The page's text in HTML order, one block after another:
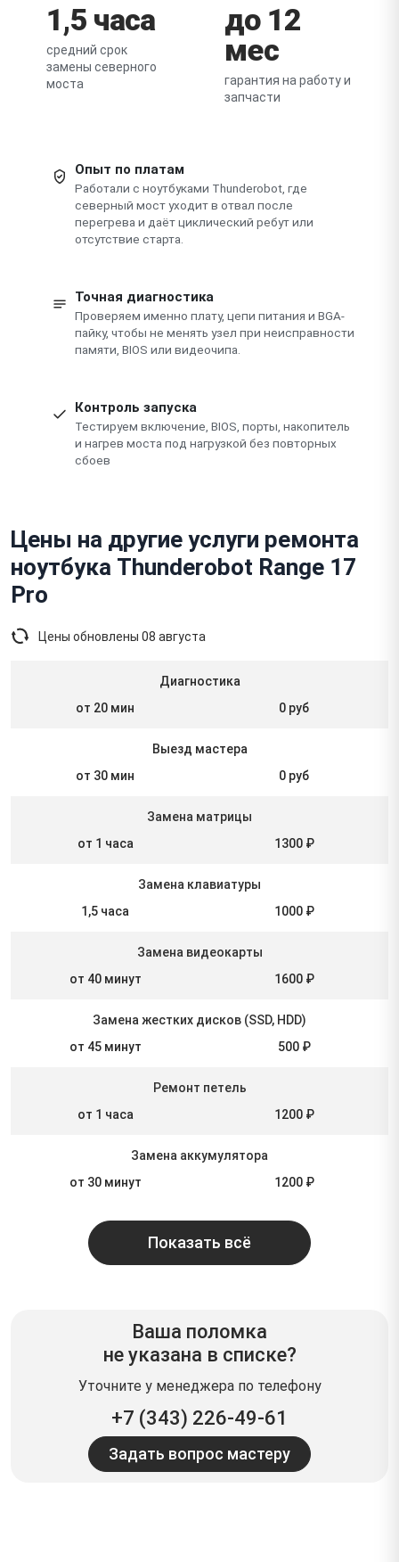
1,5 часа
средний срок
замены северного
моста
до 12
мес
гарантия на работу и
запчасти
Опыт по платам
Работали с ноутбуками Thunderobot, где
северный мост уходит в отвал после
перегрева и даёт циклический ребут или
отсутствие старта.
Точная диагностика
Проверяем именно плату, цепи питания и BGA-
пайку, чтобы не менять узел при неисправности
памяти, BIOS или видеочипа.
Контроль запуска
Тестируем включение, BIOS, порты, накопитель
и нагрев моста под нагрузкой без повторных
сбоев
Цены на другие услуги ремонта
ноутбука Thunderobot Range 17
Pro
Цены обновлены 08 августа
Диагностика
от 20 мин
0 руб
Выезд мастера
от 30 мин
0 руб
Замена матрицы
от 1 часа
1300 ₽
Замена клавиатуры
1,5 часа
1000 ₽
Замена видеокарты
от 40 минут
1600 ₽
Замена жестких дисков (SSD, HDD)
от 45 минут
500 ₽
Ремонт петель
от 1 часа
1200 ₽
Замена аккумулятора
от 30 минут
1200 ₽
Показать всё
Ваша поломка
не указана в списке?
Уточните у менеджера по телефону
+7 (343) 226-49-61
Задать вопрос мастеру